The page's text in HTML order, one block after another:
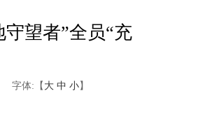
望者”全员“充
字体:【 大 中 小】